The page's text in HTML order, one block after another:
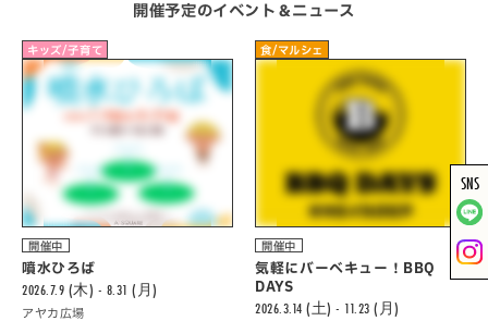
開催予定のイベント＆ニュース
キッズ/子育て
開催中
噴水ひろば
2026.7.9 (木) - 8.31 (月)
アヤカ広場
食/マルシェ
開催中
気軽にバーべキュー！BBQ
DAYS
2026.3.14 (土) - 11.23 (月)
SNS